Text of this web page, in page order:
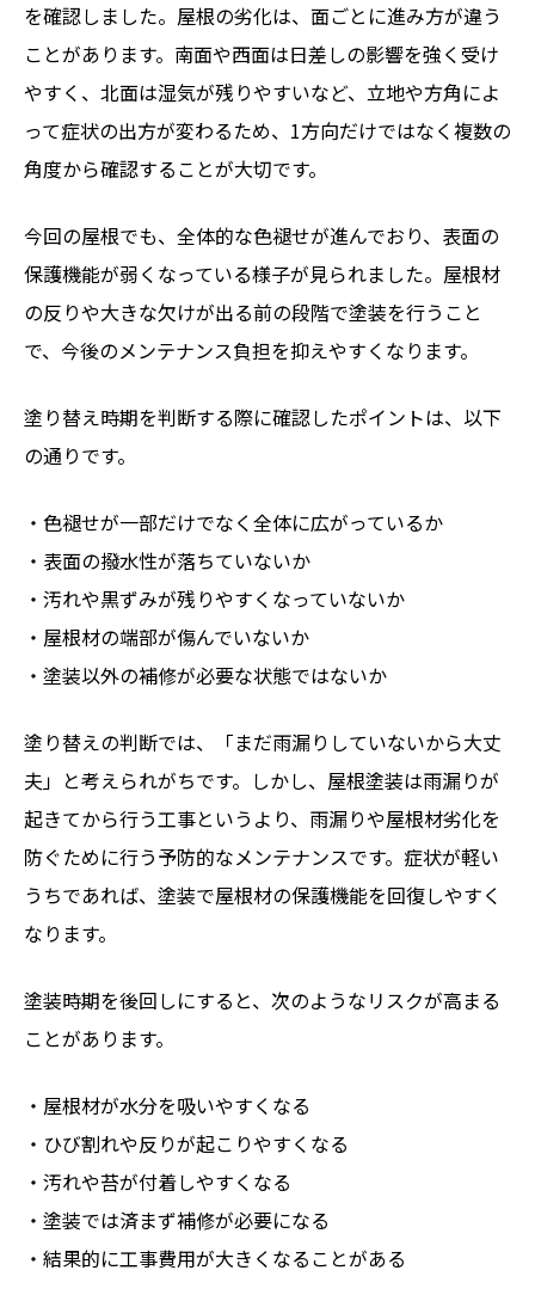
を確認しました。屋根の劣化は、面ごとに進み方が違う
ことがあります。南面や西面は日差しの影響を強く受け
やすく、北面は湿気が残りやすいなど、立地や方角によ
って症状の出方が変わるため、1方向だけではなく複数の
角度から確認することが大切です。
今回の屋根でも、全体的な色褪せが進んでおり、表面の
保護機能が弱くなっている様子が見られました。屋根材
の反りや大きな欠けが出る前の段階で塗装を行うこと
で、今後のメンテナンス負担を抑えやすくなります。
塗り替え時期を判断する際に確認したポイントは、以下
の通りです。
・色褪せが一部だけでなく全体に広がっているか
・表面の撥水性が落ちていないか
・汚れや黒ずみが残りやすくなっていないか
・屋根材の端部が傷んでいないか
・塗装以外の補修が必要な状態ではないか
塗り替えの判断では、「まだ雨漏りしていないから大丈
夫」と考えられがちです。しかし、屋根塗装は雨漏りが
起きてから行う工事というより、雨漏りや屋根材劣化を
防ぐために行う予防的なメンテナンスです。症状が軽い
うちであれば、塗装で屋根材の保護機能を回復しやすく
なります。
塗装時期を後回しにすると、次のようなリスクが高まる
ことがあります。
・屋根材が水分を吸いやすくなる
・ひび割れや反りが起こりやすくなる
・汚れや苔が付着しやすくなる
・塗装では済まず補修が必要になる
・結果的に工事費用が大きくなることがある